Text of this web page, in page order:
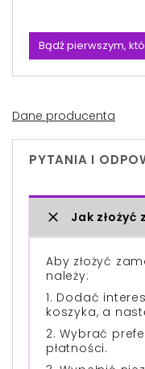
Bądź pierwszym,
Dane producenta
PYTANIA I
Jak złożyć
Aby złożyć
należy:
1. Dodać
koszyka, a
2. Wybrać
płatności.